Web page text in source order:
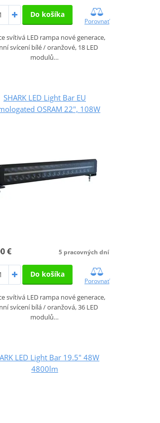
Do košíka
Porovnať
svítivá LED rampa nové generace,
svícení bílé / oranžové, 18 LED
modulů…
SHARK LED Light Bar EU
OSRAM 22", 108W
€ 5 pracovných dní
Do košíka
Porovnať
svítivá LED rampa nové generace,
svícení bílá / oranžová, 36 LED
modulů…
LED Light Bar 19.5" 48W
4800lm